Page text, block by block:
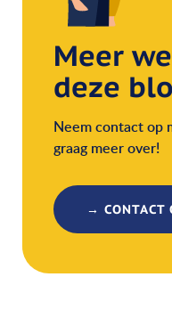
Meer
deze
Neem contact op
graag meer over!
→ CONTACT